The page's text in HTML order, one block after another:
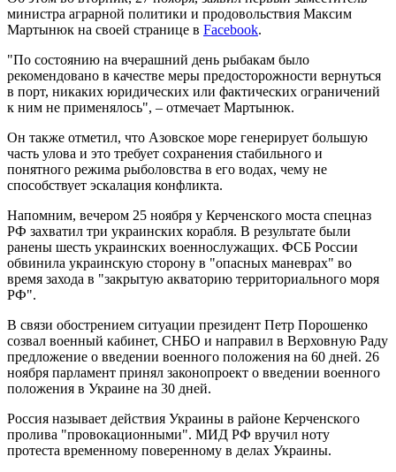
министра аграрной политики и продовольствия Максим
Мартынюк на своей странице в Facebook.
"По состоянию на вчерашний день рыбакам было
рекомендовано в качестве меры предосторожности вернуться
в порт, никаких юридических или фактических ограничений
к ним не применялось", – отмечает Мартынюк.
Он также отметил, что Азовское море генерирует большую
часть улова и это требует сохранения стабильного и
понятного режима рыболовства в его водах, чему не
способствует эскалация конфликта.
Напомним, вечером 25 ноября у Керченского моста спецназ
РФ захватил три украинских корабля. В результате были
ранены шесть украинских военнослужащих. ФСБ России
обвинила украинскую сторону в "опасных маневрах" во
время захода в "закрытую акваторию территориального моря
РФ".
В связи обострением ситуации президент Петр Порошенко
созвал военный кабинет, СНБО и направил в Верховную Раду
предложение о введении военного положения на 60 дней. 26
ноября парламент принял законопроект о введении военного
положения в Украине на 30 дней.
Россия называет действия Украины в районе Керченского
пролива "провокационными". МИД РФ вручил ноту
протеста временному поверенному в делах Украины.